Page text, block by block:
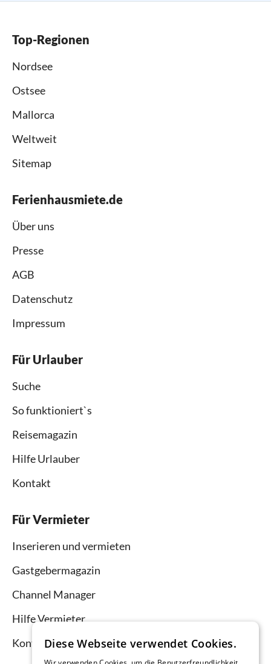
Top-Regionen
Nordsee
Ostsee
Mallorca
Weltweit
Sitemap
Ferienhausmiete.de
Über uns
Presse
AGB
Datenschutz
Impressum
Für Urlauber
Suche
So funktioniert`s
Reisemagazin
Hilfe Urlauber
Kontakt
Für Vermieter
Inserieren und vermieten
Gastgebermagazin
Channel Manager
Hilfe Vermieter
KontaktDiese Webseite verwendet Cookies.